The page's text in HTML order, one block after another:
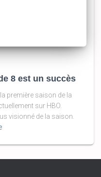
8 est un succès
première saison de la
sur HBO.
visionné de la saison.